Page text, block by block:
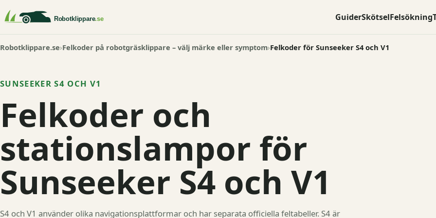
GuiderSkötselFelsökning
Robotklippare.se Felkoder på robotgräsklippare – välj märke eller symptom Felkoder för Sunseeker S4 och V1
SUNSEEKER S4 OCH V1
Felkoder och
stationslampor för
Sunseeker S4 och V1
S4 och V1 använder olika navigationsplattformar och har separata officiella feltabeller. S4 är